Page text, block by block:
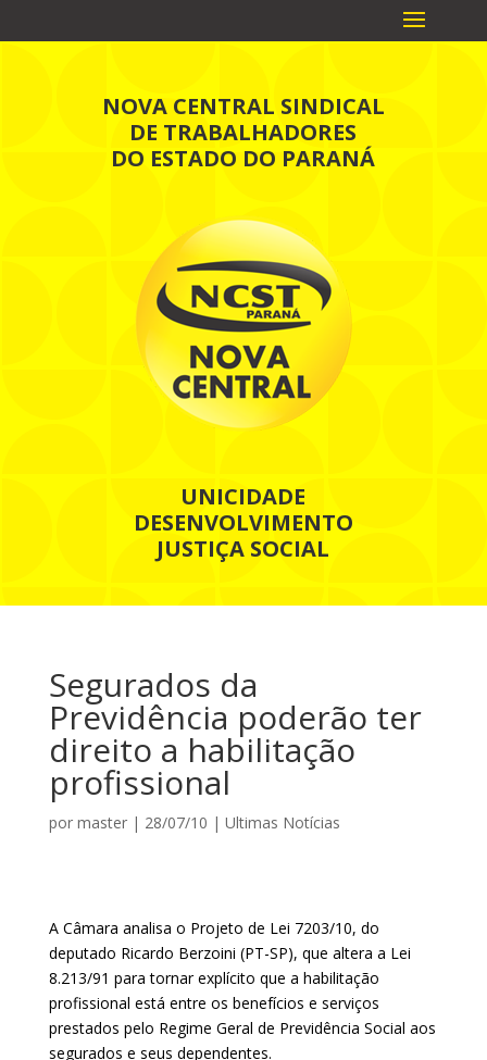
NOVA CENTRAL SINDICAL
DE TRABALHADORES
DO ESTADO DO PARANÁ
UNICIDADE
DESENVOLVIMENTO
JUSTIÇA SOCIAL
Segurados da
Previdência poderão ter
direito a habilitação
profissional
por master| 28/07/10 | Ultimas Notícias
A Câmara analisa o Projeto de Lei 7203/10, do
deputado Ricardo Berzoini (PT-SP), que altera a Lei
8.213/91 para tornar explícito que a habilitação
profissional está entre os benefícios e serviços
prestados pelo Regime Geral de Previdência Social aos
segurados e seus dependentes.